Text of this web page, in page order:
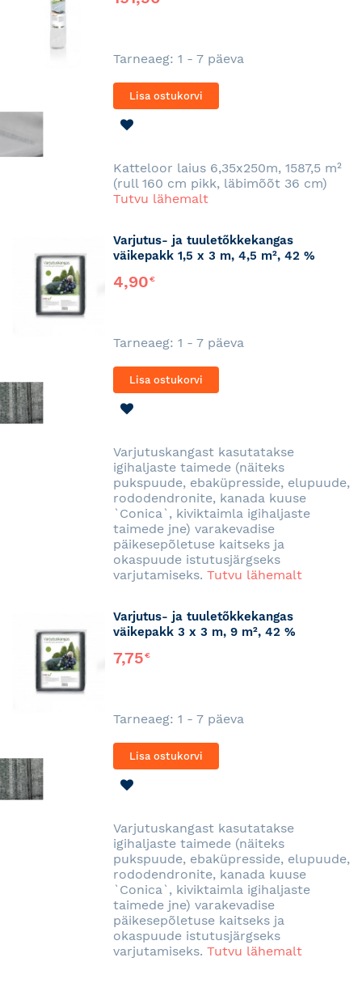
Tarneaeg: 1 - 7 päeva
Lisa ostukorvi
Katteloor laius 6,35x250m, 1587,5 m²
(rull 160 cm pikk, läbimõõt 36 cm)
Tutvu lähemalt
Varjutus- ja tuuletõkkekangas
väikepakk 1,5 x 3 m, 4,5 m², 42 %
4,90€
Tarneaeg: 1 - 7 päeva
Lisa ostukorvi
Varjutuskangast kasutatakse
igihaljaste taimede (näiteks
pukspuude, ebaküpresside, elupuude,
rododendronite, kanada kuuse
`Conica`, kiviktaimla igihaljaste
taimede jne) varakevadise
päikesepõletuse kaitseks ja
okaspuude istutusjärgseks
varjutamiseks. Tutvu lähemalt
Varjutus- ja tuuletõkkekangas
väikepakk 3 x 3 m, 9 m², 42 %
7,75€
Tarneaeg: 1 - 7 päeva
Lisa ostukorvi
Varjutuskangast kasutatakse
igihaljaste taimede (näiteks
pukspuude, ebaküpresside, elupuude,
rododendronite, kanada kuuse
`Conica`, kiviktaimla igihaljaste
taimede jne) varakevadise
päikesepõletuse kaitseks ja
okaspuude istutusjärgseks
varjutamiseks. Tutvu lähemalt